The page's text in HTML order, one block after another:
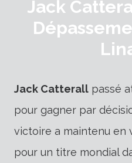
Jack
Jack Catterall passé
pour gagner par
victoire a maintenu en
pour un titre mondial